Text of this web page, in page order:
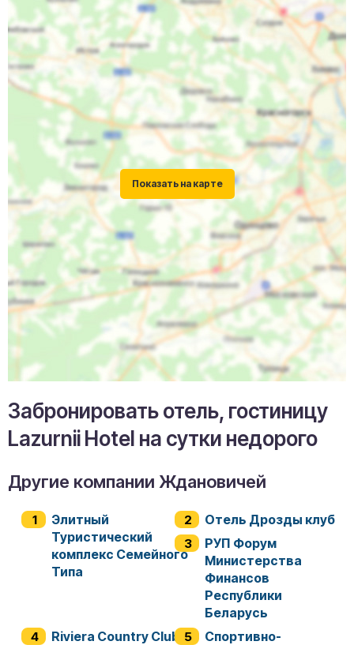
Забронировать отель, гостиницу
Lazurnii Hotel на сутки недорого
Другие компании Ждановичей
Элитный
Туристический
комплекс Семейного
Типа
Отель Дрозды клуб
РУП Форум
Министерства
Финансов
Республики
Беларусь
Riviera Country Club
Спортивно-